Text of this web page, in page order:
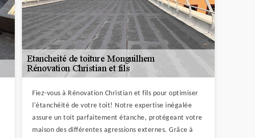
Fiez-vous à Rénovation Christian et fils pour optimiser
l'étanchéité de votre toit! Notre expertise inégalée
assure un toit parfaitement étanche, protégeant votre
maison des différentes agressions externes. Grâce à